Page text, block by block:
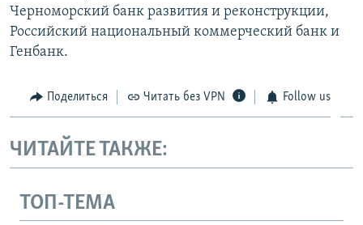
Черноморский банк развития и реконструкции,
Российский национальный коммерческий банк и
Генбанк.
Поделиться Читать без VPN Follow us
ЧИТАЙТЕ ТАКЖЕ:
ТОП-ТЕМА